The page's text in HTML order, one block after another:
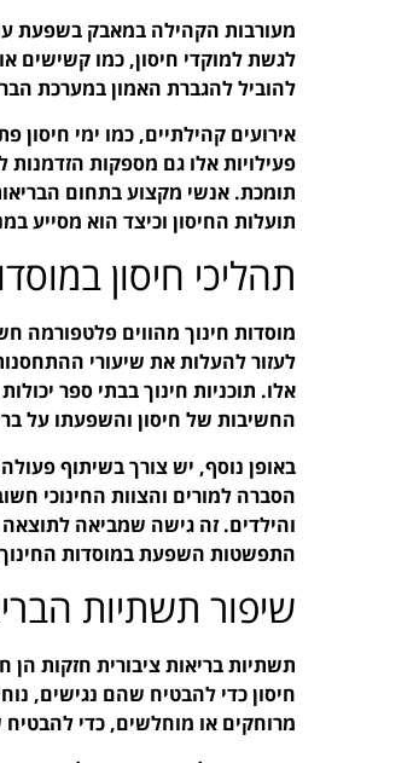
מעורבות הקהילה במאבק בשפעת
לגשת למוקדי חיסון, כמו קשישים
להוביל להגברת האמון במערכת
אירועים קהילתיים, כמו ימי חיסון
פעילויות אלו גם מספקות
תומכת. אנשי מקצוע בתחום
תועלות החיסון וכיצד הוא מסייע
תהליכי חיסון
מוסדות חינוך מהווים פלטפורמה
לעזור להעלות את שיעורי
אלו. תוכניות חינוך בבתי ספר
החשיבות של חיסון והשפעתו על
באופן נוסף, יש צורך בשיתוף
הסברה למורים והצוות החינוכי
והילדים. זה גישה שמביאה
התפשטות השפעת במוסדות
שיפור תשתיות
תשתיות בריאות ציבורית חזקות
חיסון כדי להבטיח שהם נגישים,
מרוחקים או מוחלשים, כדי